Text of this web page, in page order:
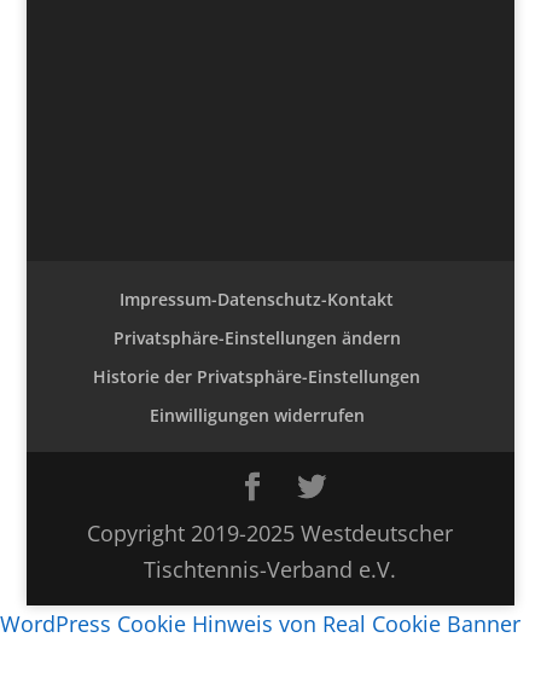
Impressum-Datenschutz-Kontakt
Privatsphäre-Einstellungen ändern
Historie der Privatsphäre-Einstellungen
Einwilligungen widerrufen
Copyright 2019-2025 Westdeutscher
Tischtennis-Verband e.V.
WordPress Cookie Hinweis von Real Cookie Banner